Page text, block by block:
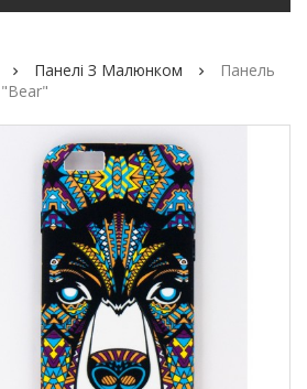
Панелі З Малюнком
Панель